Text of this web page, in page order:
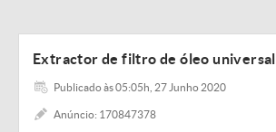
Extractor de filtro de óleo universal
Publicado às 05:05h, 27 Junho 2020
Anúncio: 170847378